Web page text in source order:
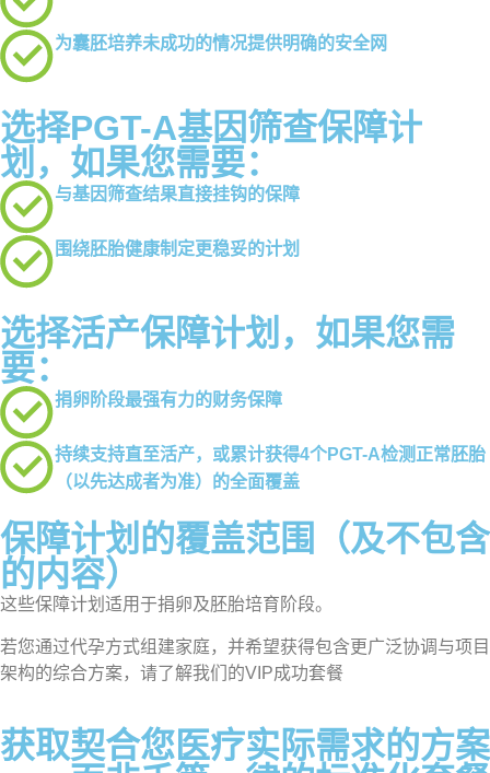
为囊胚培养未成功的情况提供明确的安全网
选择PGT-A基因筛查保障计
划，如果您需要：
与基因筛查结果直接挂钩的保障
围绕胚胎健康制定更稳妥的计划
选择活产保障计划，如果您需
要：
捐卵阶段最强有力的财务保障
持续支持直至活产，或累计获得4个PGT-A检测正常胚胎
（以先达成者为准）的全面覆盖
保障计划的覆盖范围（及不包含
的内容）
这些保障计划适用于捐卵及胚胎培育阶段。
若您通过代孕方式组建家庭，并希望获得包含更广泛协调与项目
架构的综合方案，请了解我们的VIP成功套餐
获取契合您医疗实际需求的方案